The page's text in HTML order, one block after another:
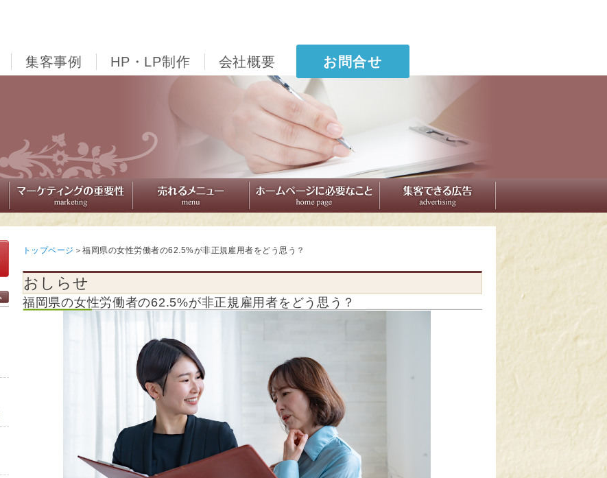
集客事例 HP・LP制作 会社概要 お問合せ
トップページ 福岡県の女性労働者の62.5%が非正規雇用者をどう思う？
おしらせ
福岡県の女性労働者の62.5%が非正規雇用者をどう思う？